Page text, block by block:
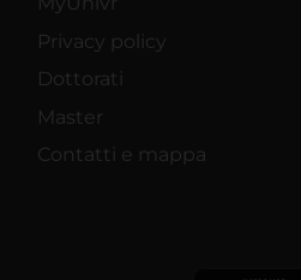
Privacy policy
Dottorati
Master
Contatti e mappa